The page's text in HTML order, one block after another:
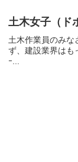
土木女子（ド
土木作業員のみな
ず、建設業界はも
ｰ...